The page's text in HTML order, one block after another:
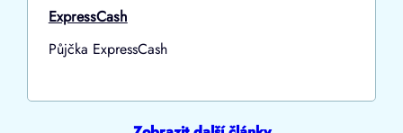
ExpressCash
Půjčka ExpressCash